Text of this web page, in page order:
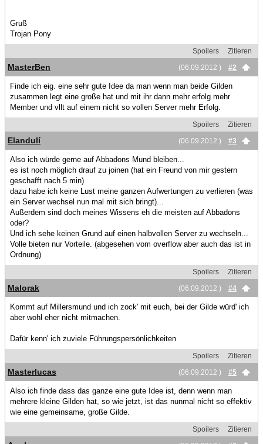
Gruß
Trojan Pony
Spoilers
Zitieren
(06.09.2012 )
#2
MasterBen
Finde ich eig. eine sehr gute Idee da man wenn man beide Gilden
zusammen legt eine große hat und mit ihr dann mehr erfolg mehr
Member und vllt auf einem nicht so vollen Server mehr Erfolg.
Spoilers
Zitieren
(06.09.2012 )
#3
Elandulí
Also ich würde gerne auf Abbadons Mund bleiben...
es ist noch möglich drauf zu joinen (hat ein Freund von mir gestern
geschafft nach 5 min)
dazu habe ich keine Lust meine ganzen Aufwertungen zu verlieren (was
ein Server wechsel nun mal mit sich bringt)...
Außerdem sind doch meines Wissens eh die meisten auf Abbadons
oder?
Und ich sehe keinen Grund auf einen halbvollen Server zu wechseln...
Volle bieten nur Vorteile. (abgesehen vom overflow aber auch das ist in
Ordnung)
Spoilers
Zitieren
(06.09.2012 )
#4
Malorak
Kommt auf Millersmund und ich zock' mit euch, bei der Gilde würd' ich
aber wohl eher nicht mitmachen.
Dafür kenn' ich zuviele Führungspersönlichkeiten
Spoilers
Zitieren
(06.09.2012 )
#5
Masterlucas
Also ich finde dass das ganze eine gute Idee ist, denn wenn man
mehrere kleine Gilden hat, so wie jetzt, ist das nunmal nicht so effektiv
wie eine gemeinsame, große Gilde.
Spoilers
Zitieren